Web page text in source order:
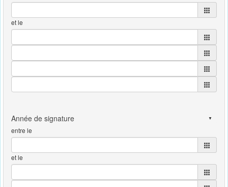
et le
entre le
et le